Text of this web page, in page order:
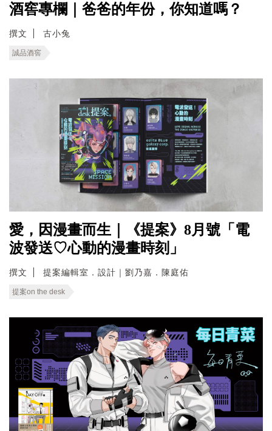
酒窖專欄｜爸爸的年份，你知道嗎？
撰文 古小兔
誠品酒窖
愛，因漫畫而生｜《提案》8月號「電
波發送♡心動的漫畫時刻」
撰文 提案編輯室．設計｜劉乃嘉．陳庭佑
提案on the desk